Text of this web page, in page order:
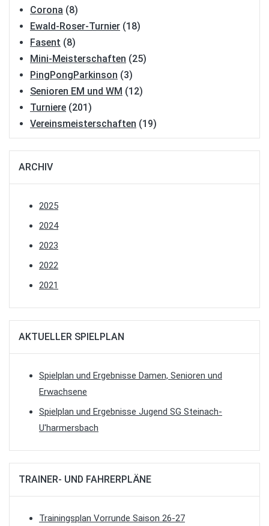
Corona (8)
Ewald-Roser-Turnier (18)
Fasent (8)
Mini-Meisterschaften (25)
PingPongParkinson (3)
Senioren EM und WM (12)
Turniere (201)
Vereinsmeisterschaften (19)
ARCHIV
2025
2024
2023
2022
2021
AKTUELLER SPIELPLAN
Spielplan und Ergebnisse Damen, Senioren und
Erwachsene
Spielplan und Ergebnisse Jugend SG Steinach-
U'harmersbach
TRAINER- UND FAHRERPLÄNE
Trainingsplan Vorrunde Saison 26-27